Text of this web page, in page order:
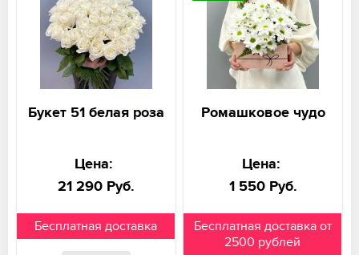
Букет 51 белая роза
Цена:
21 290 Руб.
Бесплатная доставка
Ромашковое чудо
Цена:
1 550 Руб.
Бесплатная доставка от
2500 рублей